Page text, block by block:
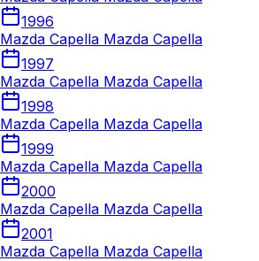
1996
Mazda Capella Mazda Capella
1997
Mazda Capella Mazda Capella
1998
Mazda Capella Mazda Capella
1999
Mazda Capella Mazda Capella
2000
Mazda Capella Mazda Capella
2001
Mazda Capella Mazda Capella